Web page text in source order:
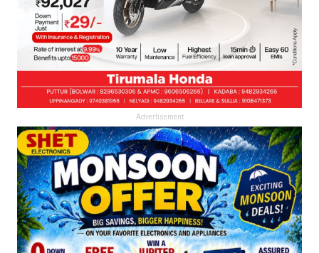
Advertisement